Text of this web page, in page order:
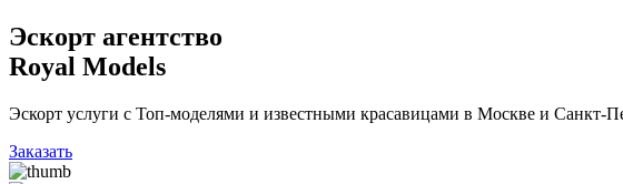
Эскорт агентство
Royal Models
Эскорт услуги с Топ-моделями и известными красавицами в Москве и Санкт-
Заказать